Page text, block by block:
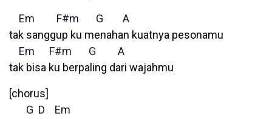
Em F#m G
A
tak sanggup ku menahan kuatnya pesonamu
Em
F#m G
A
tak bisa ku berpaling dari wajahmu
[chorus]
G D
Em